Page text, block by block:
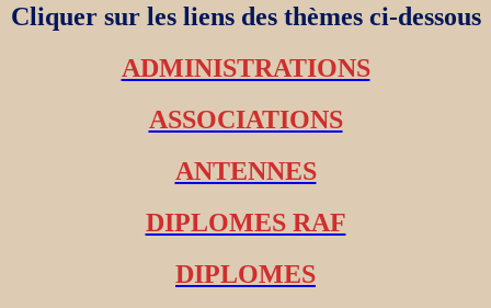
Cliquer sur les liens des thèmes ci-dessous
ADMINISTRATIONS
ASSOCIATIONS
ANTENNES
DIPLOMES RAF
DIPLOMES